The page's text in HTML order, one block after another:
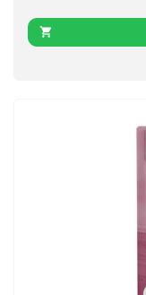
Offrez à votre
sans céréales bio
